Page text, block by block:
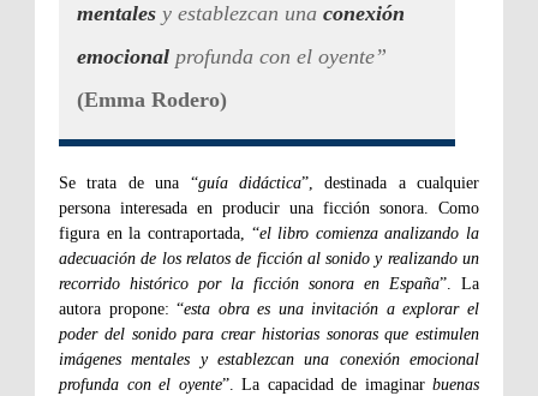
mentales y establezcan una conexión
emocional profunda con el oyente”
(Emma Rodero)
Se trata de una “guía didáctica”, destinada a cualquier
persona interesada en producir una ficción sonora. Como
figura en la contraportada, “el libro comienza analizando la
adecuación de los relatos de ficción al sonido y realizando un
recorrido histórico por la ficción sonora en España”. La
autora propone: “esta obra es una invitación a explorar el
poder del sonido para crear historias sonoras que estimulen
imágenes mentales y establezcan una conexión emocional
profunda con el oyente”. La capacidad de imaginarbuenas